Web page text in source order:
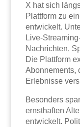
X hat sich
Plattform zu
entwickelt.
Live-
Nachrichten,
Die Plattform
Abonnements,
Erlebnisse
Besonders
ernsthaften
entwickelt.